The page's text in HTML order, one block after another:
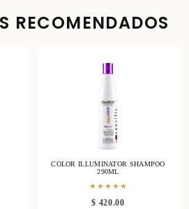
RECOMENDADOS
COLOR ILLUMINATOR SHAMPOO
290ML
★★★★★
$ 420.00